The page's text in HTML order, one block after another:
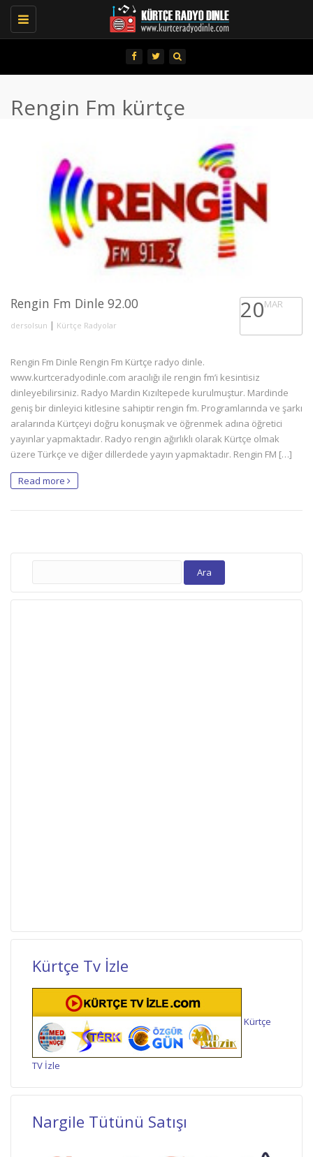
Toggle
navigation
Rengin Fm kürtçe
Rengin Fm Dinle 92.00
dersolsun | Kürtçe Radyolar
20MAR
Rengin Fm Dinle Rengin Fm Kürtçe radyo dinle.
www.kurtceradyodinle.com aracılığı ile rengin fm’i kesintisiz
dinleyebilirsiniz. Radyo Mardin Kızıltepede kurulmuştur. Mardinde
geniş bir dinleyici kitlesine sahiptir rengin fm. Programlarında ve şarkı
aralarında Kürtçeyi doğru konuşmak ve öğrenmek adına öğretici
yayınlar yapmaktadır. Radyo rengin ağırlıklı olarak Kürtçe olmak
üzere Türkçe ve diğer dillerdede yayın yapmaktadır. Rengin FM […]
Read more
Arama:
Kürtçe Tv İzle
Kürtçe
TV İzle
Nargile Tütünü Satışı